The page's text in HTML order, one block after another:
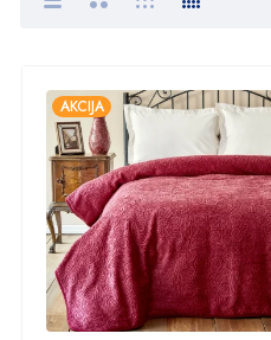
AKCIJA